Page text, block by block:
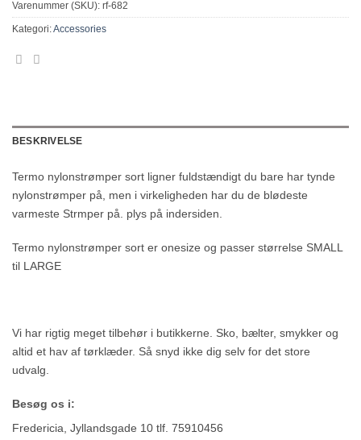
Varenummer (SKU): rf-682
Kategori:Accessories
BESKRIVELSE
Termo nylonstrømper sort ligner fuldstændigt du bare har tynde
nylonstrømper på, men i virkeligheden har du de blødeste
varmeste Strmper på. plys på indersiden.
Termo nylonstrømper sort er onesize og passer størrelse SMALL
til LARGE
Vi har rigtig meget tilbehør i butikkerne. Sko, bælter, smykker og
altid et hav af tørklæder. Så snyd ikke dig selv for det store
udvalg.
Besøg os i:
Fredericia, Jyllandsgade 10 tlf. 75910456